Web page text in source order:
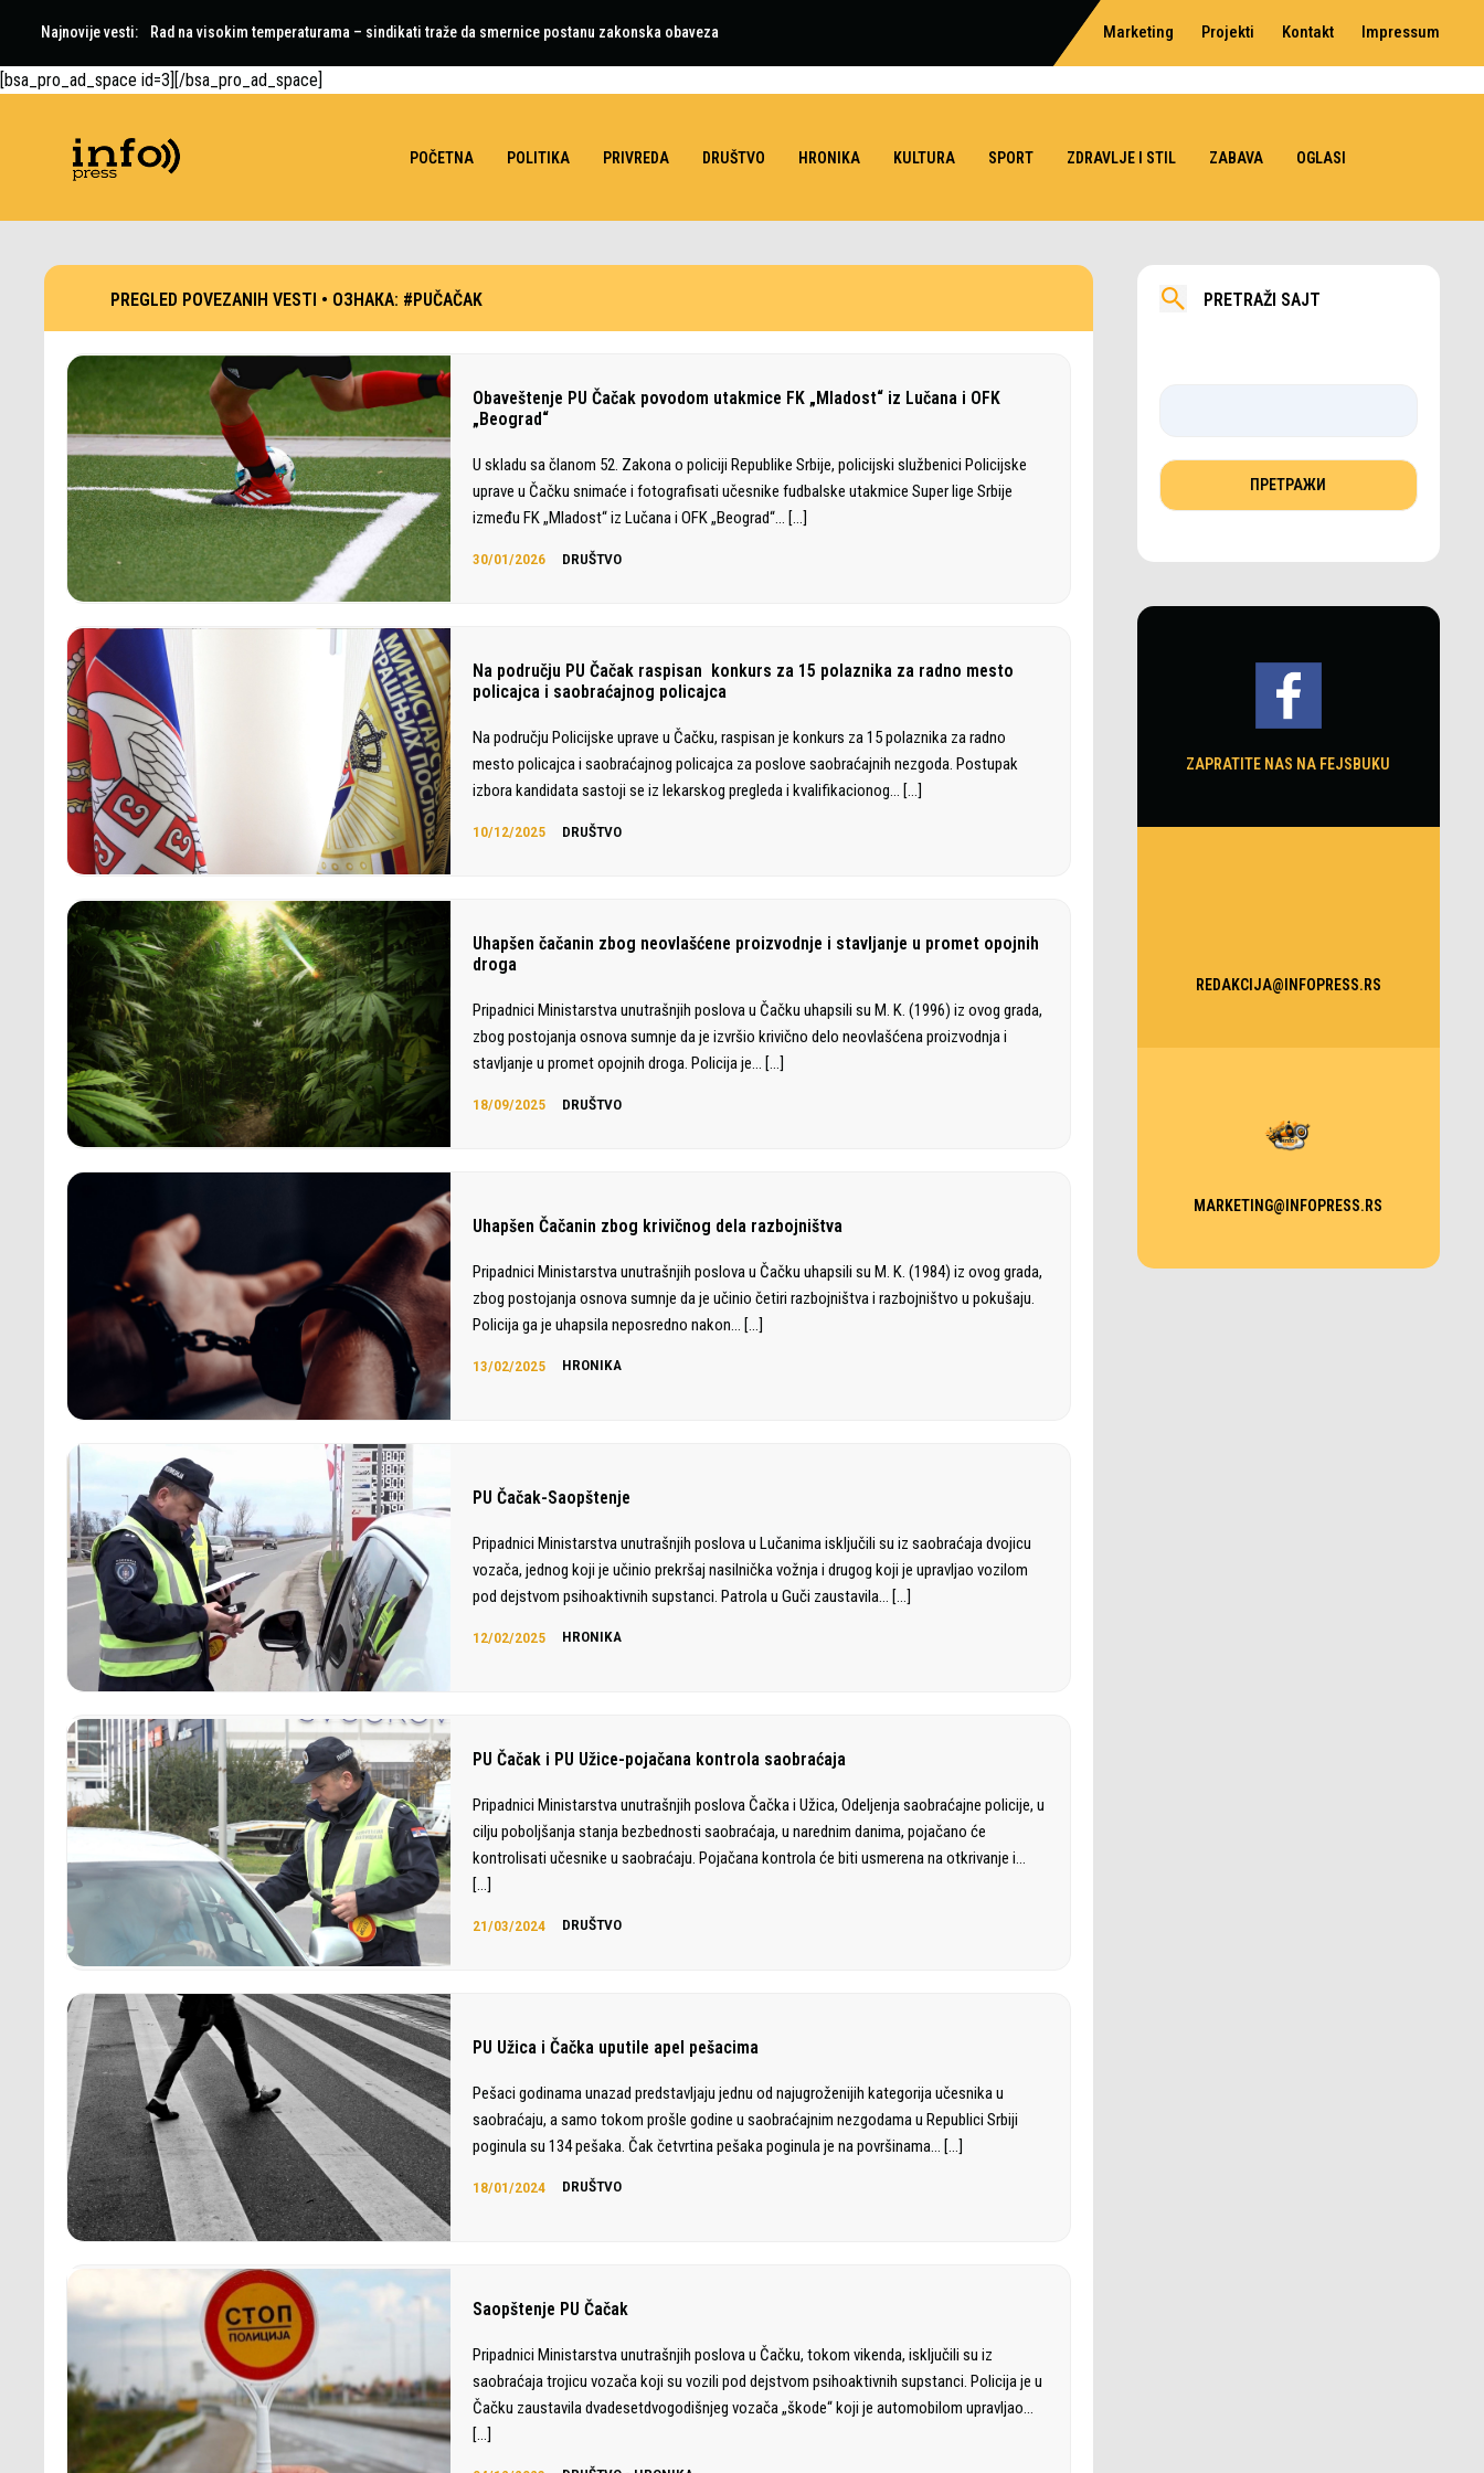
Najnovije vesti: Rad na visokim temperaturama – sindikati traže da smernice postanu zakonska obaveza Marketing Projekti Kontakt Impressum
[bsa_pro_ad_space id=3][/bsa_pro_ad_space]
POČETNA POLITIKA PRIVREDA DRUŠTVO HRONIKA KULTURA SPORT ZDRAVLJE I STIL ZABAVA OGLASI
PREGLED POVEZANIH VESTI • ОЗНАКА: #PUČAČAK
Obaveštenje PU Čačak povodom utakmice FK „Mladost“ iz Lučana i OFK
„Beograd“
U skladu sa članom 52. Zakona o policiji Republike Srbije, policijski službenici Policijske
uprave u Čačku snimaće i fotografisati učesnike fudbalske utakmice Super lige Srbije
između FK „Mladost“ iz Lučana i OFK „Beograd“… […]
30/01/2026 DRUŠTVO
Na području PU Čačak raspisan konkurs za 15 polaznika za radno mesto
policajca i saobraćajnog policajca
Na području Policijske uprave u Čačku, raspisan je konkurs za 15 polaznika za radno
mesto policajca i saobraćajnog policajca za poslove saobraćajnih nezgoda. Postupak
izbora kandidata sastoji se iz lekarskog pregleda i kvalifikacionog… […]
10/12/2025 DRUŠTVO
Uhapšen čačanin zbog neovlašćene proizvodnje i stavljanje u promet opojnih
droga
Pripadnici Ministarstva unutrašnjih poslova u Čačku uhapsili su M. K. (1996) iz ovog grada,
zbog postojanja osnova sumnje da je izvršio krivično delo neovlašćena proizvodnja i
stavljanje u promet opojnih droga. Policija je… […]
18/09/2025 DRUŠTVO
Uhapšen Čačanin zbog krivičnog dela razbojništva
Pripadnici Ministarstva unutrašnjih poslova u Čačku uhapsili su M. K. (1984) iz ovog grada,
zbog postojanja osnova sumnje da je učinio četiri razbojništva i razbojništvo u pokušaju.
Policija ga je uhapsila neposredno nakon… […]
13/02/2025 HRONIKA
PU Čačak-Saopštenje
Pripadnici Ministarstva unutrašnjih poslova u Lučanima isključili su iz saobraćaja dvojicu
vozača, jednog koji je učinio prekršaj nasilnička vožnja i drugog koji je upravljao vozilom
pod dejstvom psihoaktivnih supstanci. Patrola u Guči zaustavila… […]
12/02/2025 HRONIKA
PU Čačak i PU Užice-pojačana kontrola saobraćaja
Pripadnici Ministarstva unutrašnjih poslova Čačka i Užica, Odeljenja saobraćajne policije, u
cilju poboljšanja stanja bezbednosti saobraćaja, u narednim danima, pojačano će
kontrolisati učesnike u saobraćaju. Pojačana kontrola će biti usmerena na otkrivanje i…
[…]
21/03/2024 DRUŠTVO
PU Užica i Čačka uputile apel pešacima
Pešaci godinama unazad predstavljaju jednu od najugroženijih kategorija učesnika u
saobraćaju, a samo tokom prošle godine u saobraćajnim nezgodama u Republici Srbiji
poginula su 134 pešaka. Čak četvrtina pešaka poginula je na površinama… […]
18/01/2024 DRUŠTVO
Saopštenje PU Čačak
Pripadnici Ministarstva unutrašnjih poslova u Čačku, tokom vikenda, isključili su iz
saobraćaja trojicu vozača koji su vozili pod dejstvom psihoaktivnih supstanci. Policija je u
Čačku zaustavila dvadesetdvogodišnjeg vozača „škode“ koji je automobilom upravljao…
[…]
PRETRAŽI SAJT
ZAPRATITE NAS NA FEJSBUKU
REDAKCIJA@INFOPRESS.RS
MARKETING@INFOPRESS.RS